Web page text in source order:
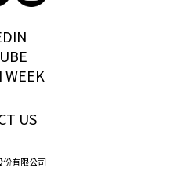
WEEK
US
份有限公司